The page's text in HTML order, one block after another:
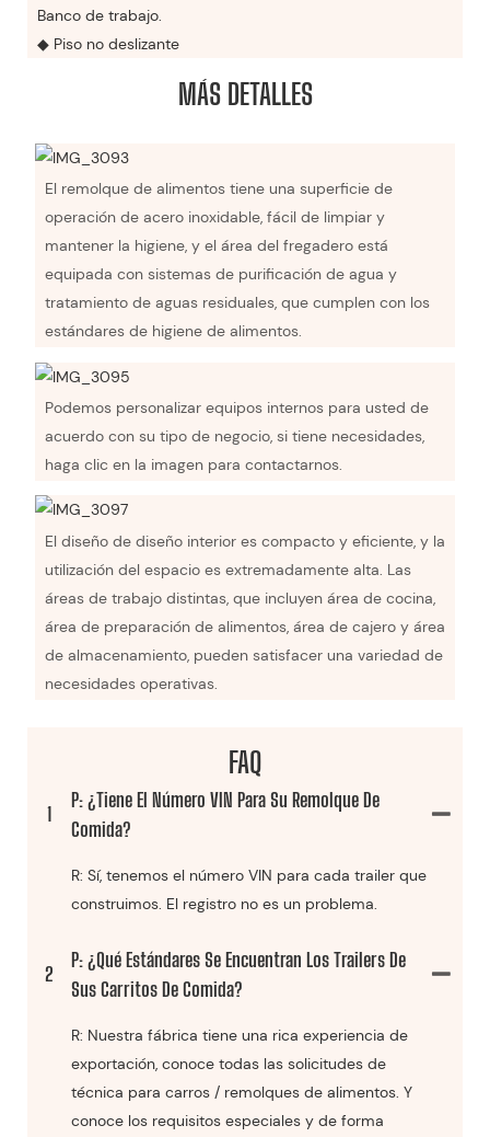
Banco de trabajo.
◆ Piso no deslizante
MÁS DETALLES
El remolque de alimentos tiene una superficie de
operación de acero inoxidable, fácil de limpiar y
mantener la higiene, y el área del fregadero está
equipada con sistemas de purificación de agua y
tratamiento de aguas residuales, que cumplen con los
estándares de higiene de alimentos.
Podemos personalizar equipos internos para usted de
acuerdo con su tipo de negocio, si tiene necesidades,
haga clic en la imagen para contactarnos.
El diseño de diseño interior es compacto y eficiente, y la
utilización del espacio es extremadamente alta. Las
áreas de trabajo distintas, que incluyen área de cocina,
área de preparación de alimentos, área de cajero y área
de almacenamiento, pueden satisfacer una variedad de
necesidades operativas.
FAQ
1
P: ¿Tiene El Número VIN Para Su Remolque De
Comida?
R: Sí, tenemos el número VIN para cada trailer que
construimos. El registro no es un problema.
2
P: ¿Qué Estándares Se Encuentran Los Trailers De
Sus Carritos De Comida?
R: Nuestra fábrica tiene una rica experiencia de
exportación, conoce todas las solicitudes de
técnica para carros / remolques de alimentos. Y
conoce los requisitos especiales y de forma